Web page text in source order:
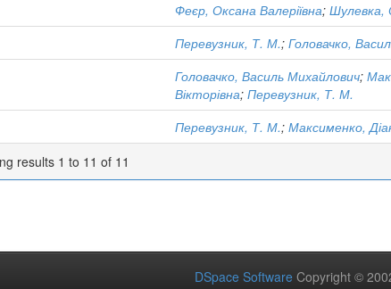
Феєр, Оксана Валеріївна;
Перевузник, Т. М.; Головачко,
Головачко, Василь Михайлович;
Вікторівна; Перевузник, Т. М.
Перевузник, Т. М.; Максименко,
results 1 to 11 of 11
DSpace Software Copyright ©